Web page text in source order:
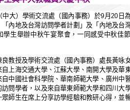
大）學術交流處（國內事務） 於9月20 日
「內地及台灣訪問學者計劃」及「內地及台
學生舉辦中秋午宴聚會，一同感受中秋佳
良教授及學術交流處（國內事務）處長黃咏
自上海交通大學、江蘇大學、南開大學及華
自中國社會科學院、華南師範大學、廣州中
訪問學者，以及來自華東師範大學和四川大
眾師生在席上分享訪學經驗和教研心得，並